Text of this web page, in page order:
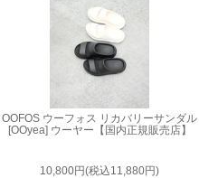
OOFOS ウーフォス リカバリーサンダル
[OOyea] ウーヤー【国内正規販売店】
10,800円(税込11,880円)